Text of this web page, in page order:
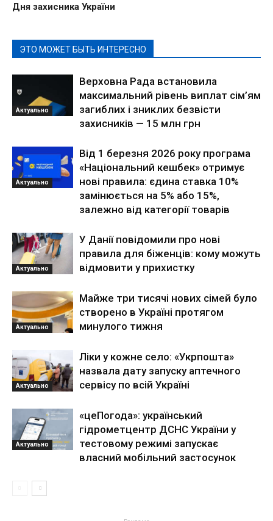
Дня захисника України
ЭТО МОЖЕТ БЫТЬ ИНТЕРЕСНО
Актуально
Верховна Рада встановила
максимальний рівень виплат сім’ям
загиблих і зниклих безвісти
захисників — 15 млн грн
Актуально
Від 1 березня 2026 року програма
«Національний кешбек» отримує
нові правила: єдина ставка 10%
замінюється на 5% або 15%,
залежно від категорії товарів
Актуально
У Данії повідомили про нові
правила для біженців: кому можуть
відмовити у прихистку
Актуально
Майже три тисячі нових сімей було
створено в Україні протягом
минулого тижня
Актуально
Ліки у кожне село: «Укрпошта»
назвала дату запуску аптечного
сервісу по всій Україні
Актуально
«цеПогода»: український
гідрометцентр ДСНС України у
тестовому режимі запускає
власний мобільний застосунок